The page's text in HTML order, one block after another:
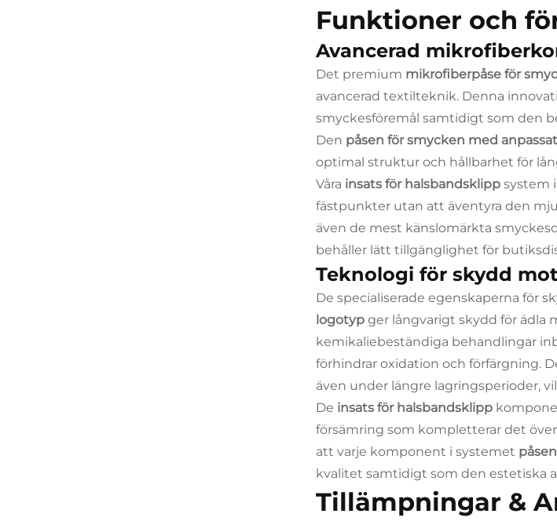
Funktioner och
Avancerad
Det premium mikrofiberpåse för
avancerad textilteknik. Denna
smyckesföremål samtidigt som den
Den påsen för smycken med
optimal struktur och hållbarhet för
Våra insats för halsbandsklipp system
fästpunkter utan att äventyra den
även de mest känslomärkta
behåller lätt tillgänglighet för
Teknologi för skydd
De specialiserade egenskaperna för
logotyp ger långvarigt skydd för ädla
kemikaliebeständiga behandlingar
förhindrar oxidation och förfärgning.
även under längre lagringsperioder,
De insats för halsbandsklipp
försämring som kompletterar det
att varje komponent i systemet
kvalitet samtidigt som den estetiska
Tillämpningar &